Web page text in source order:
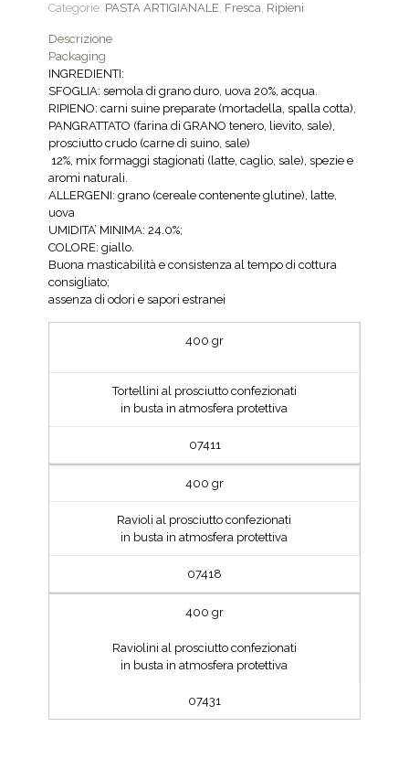
Categorie: PASTA ARTIGIANALE, Fresca, Ripieni
Descrizione
Packaging
INGREDIENTI:
SFOGLIA: semola di grano duro, uova 20%, acqua.
RIPIENO: carni suine preparate (mortadella, spalla cotta),
PANGRATTATO (farina di GRANO tenero, lievito, sale),
prosciutto crudo (carne di suino, sale)
12%, mix formaggi stagionati (latte, caglio, sale), spezie e
aromi naturali.
ALLERGENI: grano (cereale contenente glutine), latte,
uova
UMIDITA’ MINIMA: 24.0%;
COLORE: giallo.
Buona masticabilità e consistenza al tempo di cottura
consigliato;
assenza di odori e sapori estranei
400 gr
Tortellini al prosciutto confezionati
in busta in atmosfera protettiva
07411
400 gr
Ravioli al prosciutto confezionati
in busta in atmosfera protettiva
07418
400 gr
Raviolini al prosciutto confezionati
in busta in atmosfera protettiva
07431